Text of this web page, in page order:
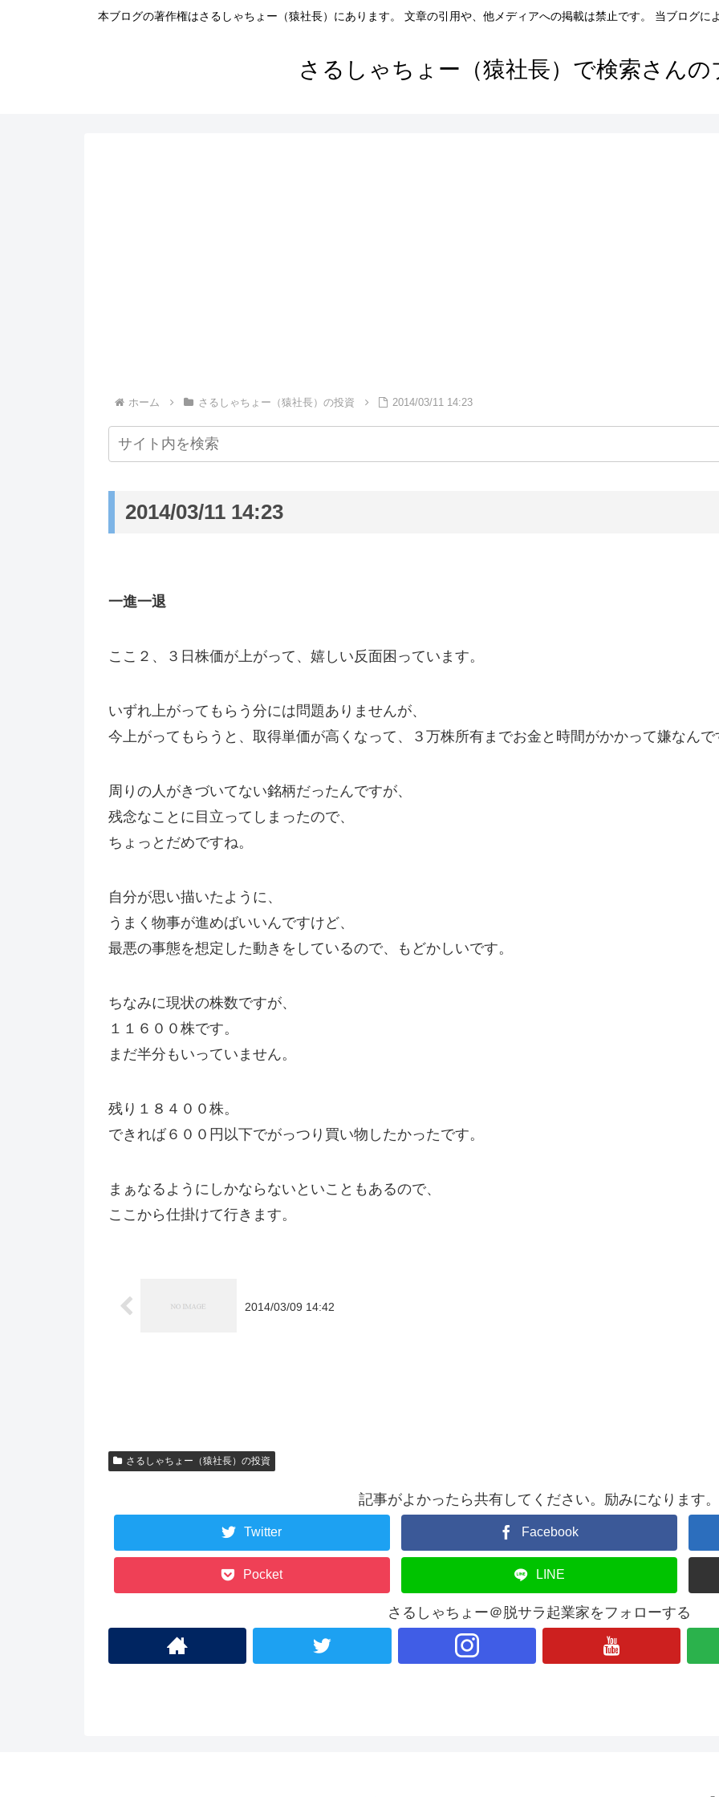
本ブログの著作権はさるしゃちょー（猿社長）にあります。 文章の引用や、他メディアへの掲載は禁止です。 当ブログ
さるしゃちょー（猿社長）で検索さんの
ホーム さるしゃちょー（猿社長）の投資 2014/03/11 14:23
2014/03/11 14:23
一進一退
ここ２、３日株価が上がって、嬉しい反面困っています。
いずれ上がってもらう分には問題ありませんが、
今上がってもらうと、取得単価が高くなって、３万株所有までお金と時間がかかって嫌なんで
周りの人がきづいてない銘柄だったんですが、
残念なことに目立ってしまったので、
ちょっとだめですね。
自分が思い描いたように、
うまく物事が進めばいいんですけど、
最悪の事態を想定した動きをしているので、もどかしいです。
ちなみに現状の株数ですが、
１１６００株です。
まだ半分もいっていません。
残り１８４００株。
できれば６００円以下でがっつり買い物したかったです。
まぁなるようにしかならないといこともあるので、
ここから仕掛けて行きます。
2014/03/09 14:42
さるしゃちょー（猿社長）の投資
記事がよかったら共有してください。励みになります。
Twitter Facebook
Pocket LINE
さるしゃちょー＠脱サラ起業家をフォローする